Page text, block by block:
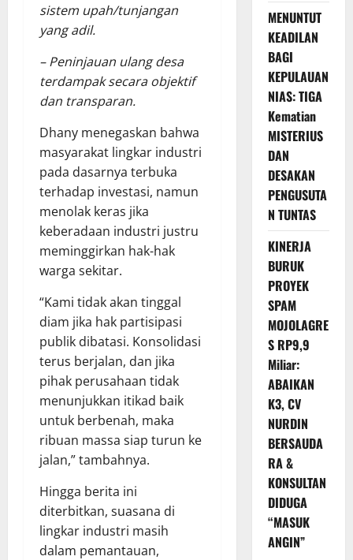
sistem upah/tunjangan
yang adil.
– Peninjauan ulang desa
terdampak secara objektif
dan transparan.
Dhany menegaskan bahwa
masyarakat lingkar industri
pada dasarnya terbuka
terhadap investasi, namun
menolak keras jika
keberadaan industri justru
meminggirkan hak-hak
warga sekitar.
“Kami tidak akan tinggal
diam jika hak partisipasi
publik dibatasi. Konsolidasi
terus berjalan, dan jika
pihak perusahaan tidak
menunjukkan itikad baik
untuk berbenah, maka
ribuan massa siap turun ke
jalan,” tambahnya.
Hingga berita ini
diterbitkan, suasana di
lingkar industri masih
dalam pemantauan,
MENUNTUT
KEADILAN
BAGI
KEPULAUAN
NIAS: TIGA
Kematian
MISTERIUS
DAN
DESAKAN
PENGUSUTA
N TUNTAS
KINERJA
BURUK
PROYEK
SPAM
MOJOLAGRE
S RP9,9
Miliar:
ABAIKAN
K3, CV
NURDIN
BERSAUDA
RA &
KONSULTAN
DIDUGA
“MASUK
ANGIN”